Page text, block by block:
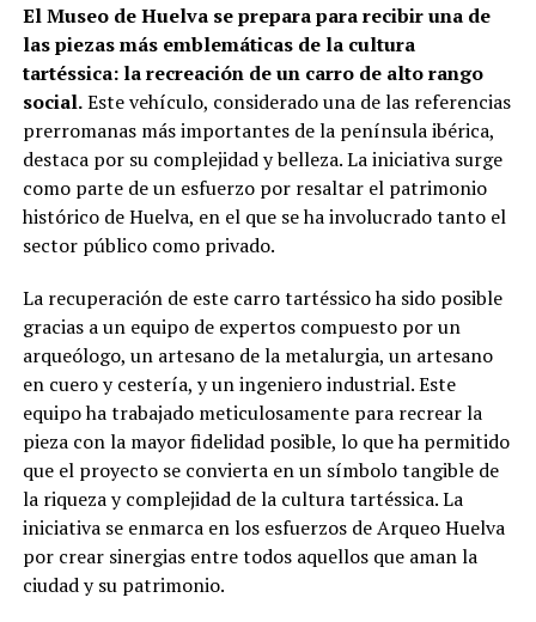
El Museo de Huelva se prepara para recibir una de
las piezas más emblemáticas de la cultura
tartéssica: la recreación de un carro de alto rango
social.Este vehículo, considerado una de las referencias
prerromanas más importantes de la península ibérica,
destaca por su complejidad y belleza. La iniciativa surge
como parte de un esfuerzo por resaltar el patrimonio
histórico de Huelva, en el que se ha involucrado tanto el
sector público como privado.
La recuperación de este carro tartéssico ha sido posible
gracias a un equipo de expertos compuesto por un
arqueólogo, un artesano de la metalurgia, un artesano
en cuero y cestería, y un ingeniero industrial. Este
equipo ha trabajado meticulosamente para recrear la
pieza con la mayor fidelidad posible, lo que ha permitido
que el proyecto se convierta en un símbolo tangible de
la riqueza y complejidad de la cultura tartéssica. La
iniciativa se enmarca en los esfuerzos de Arqueo Huelva
por crear sinergias entre todos aquellos que aman la
ciudad y su patrimonio.